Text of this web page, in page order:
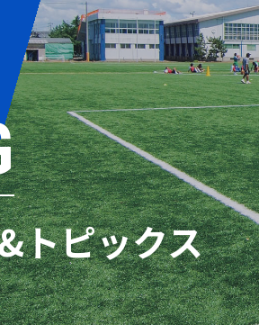
トピックス